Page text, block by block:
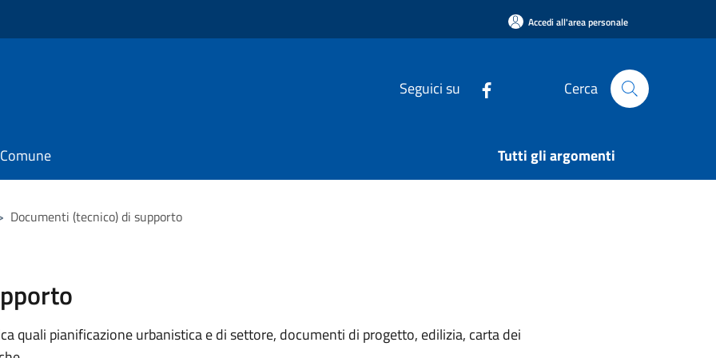
Accedi all'area personale
Seguici su Cerca
Tutti gli argomenti
Documenti (tecnico) di supporto
quali pianificazione urbanistica e di settore, documenti di progetto, edilizia, carta dei